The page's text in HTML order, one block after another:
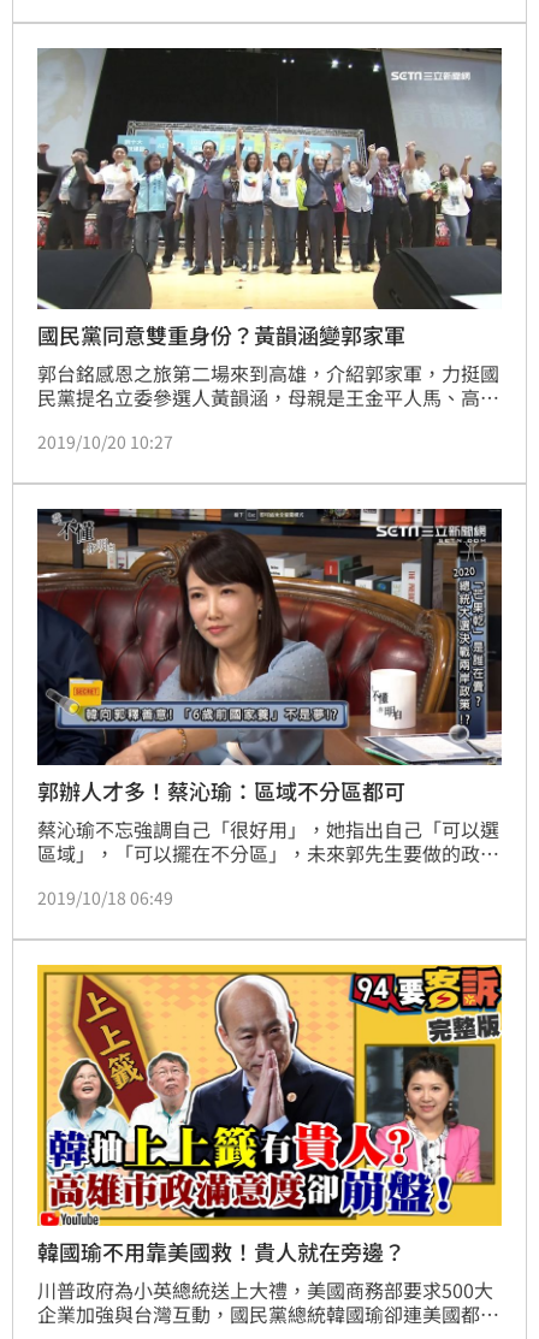
選，而黃韻涵選擇支持誰，郭台銘「不干涉」。
國民黨同意雙重身份？黃韻涵變郭家軍
郭台銘感恩之旅第二場來到高雄，介紹郭家軍，力挺國
民黨提名立委參選人黃韻涵，母親是王金平人馬、高雄
義報備過！到場的除了王金平、蔡璧如，還有前高雄縣
輸，重提換柱2.0，並拱郭台銘重新思考參選總統。
2019/10/20 10:27
郭辦人才多！蔡沁瑜：區域不分區都可
蔡沁瑜不忘強調自己「很好用」，她指出自己「可以選
區域」，「可以擺在不分區」，未來郭先生要做的政經
擺在哪裡，對他比較好」。
2019/10/18 06:49
韓國瑜不用靠美國救！貴人就在旁邊？
川普政府為小英總統送上大禮，美國商務部要求500大
企業加強與台灣互動，國民黨總統韓國瑜卻連美國都去